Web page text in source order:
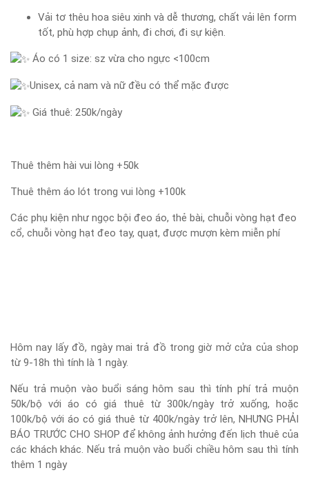
Vải tơ thêu hoa siêu xinh và dễ thương, chất vải lên form
tốt, phù hợp chụp ảnh, đi chơi, đi sự kiện.
Áo có 1 size: sz vừa cho ngực <100cm
Unisex, cả nam và nữ đều có thể mặc được
Giá thuê: 250k/ngày
Thuê thêm hài vui lòng +50k
Thuê thêm áo lót trong vui lòng +100k
Các phụ kiện như ngọc bội đeo áo, thẻ bài, chuỗi vòng hạt đeo
cổ, chuỗi vòng hạt đeo tay, quạt, được mượn kèm miễn phí
Hôm nay lấy đồ, ngày mai trả đồ trong giờ mở cửa của shop
từ 9-18h thì tính là 1 ngày.
Nếu trả muộn vào buổi sáng hôm sau thì tính phí trả muộn
50k/bộ với áo có giá thuê từ 300k/ngày trở xuống, hoặc
100k/bộ với áo có giá thuê từ 400k/ngày trở lên, NHƯNG PHẢI
BÁO TRƯỚC CHO SHOP để không ảnh hưởng đến lịch thuê của
các khách khác. Nếu trả muộn vào buổi chiều hôm sau thì tính
thêm 1 ngày